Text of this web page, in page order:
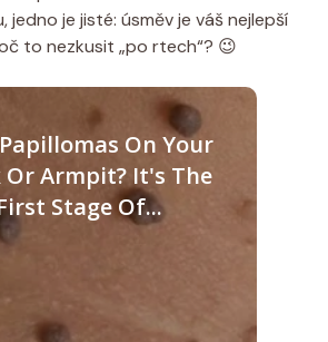
jedno je jisté: úsměv je váš nejlepší
to nezkusit „po rtech“? 😉
On Your
Or Armpit? It's The
Stage Of...